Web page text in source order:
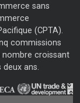
sans
(CPTA).
commissions
nombre croissant
ans.